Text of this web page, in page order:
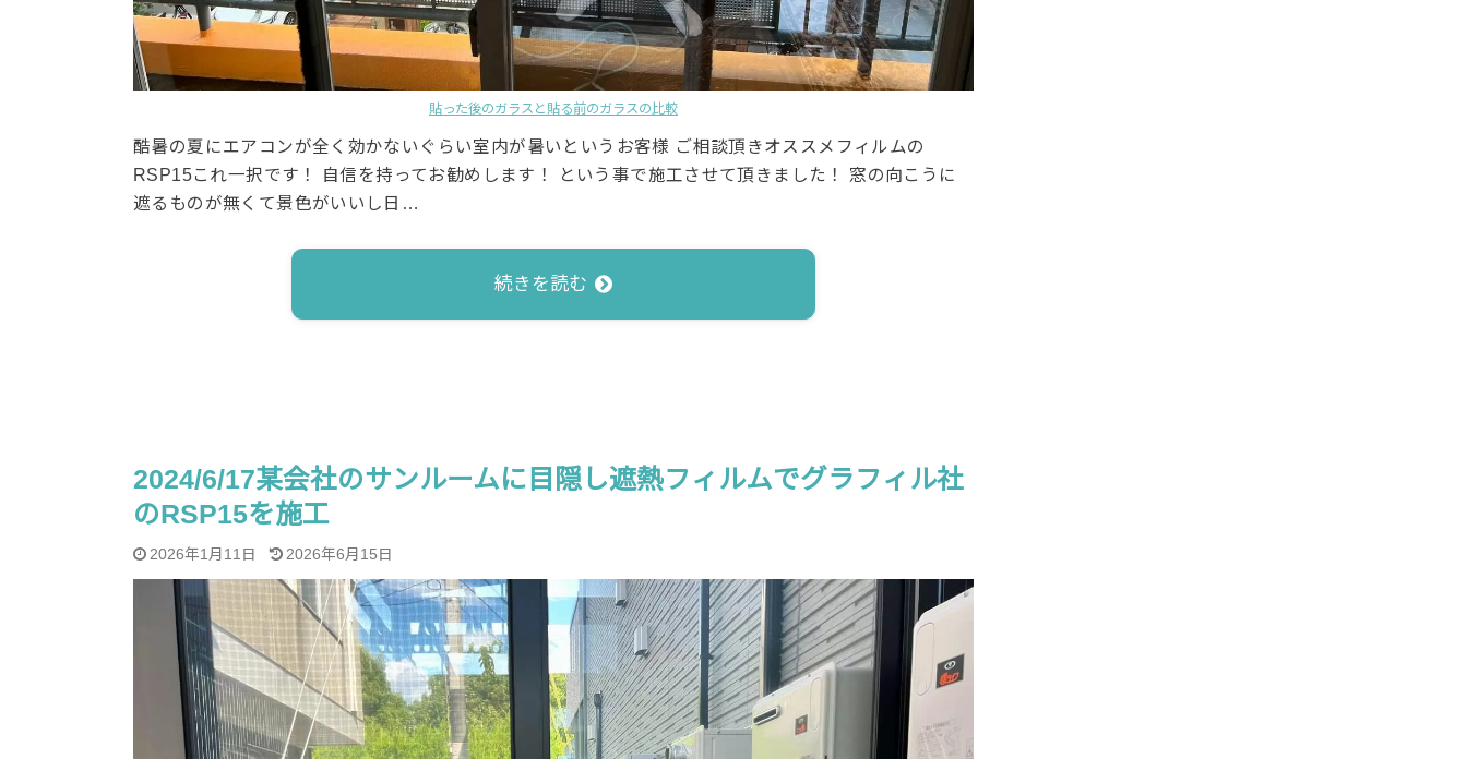
貼った後のガラスと貼る前のガラスの比較
酷暑の夏にエアコンが全く効かないぐらい室内が暑いというお客様 ご相談頂きオススメフィルムの
RSP15これ一択です！ 自信を持ってお勧めします！ という事で施工させて頂きました！ 窓の向こうに
遮るものが無くて景色がいいし日…
続きを読む
2024/6/17某会社のサンルームに目隠し遮熱フィルムでグラフィル社
のRSP15を施工
2026年1月11日 2026年6月15日